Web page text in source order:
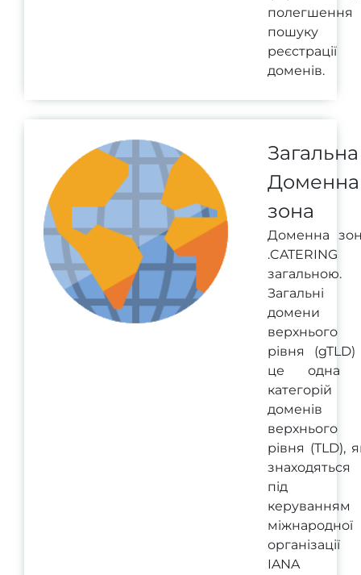
полегшення
пошуку
реєстрації
доменів.
Загальна
Доменна
зона
Доменна
.CATERING
загальною.
Загальні
домени
верхнього
рівня
це одна
категорій
доменів
верхнього
рівня (TLD),
знаходяться
під
керуванням
міжнародної
організації
IANA